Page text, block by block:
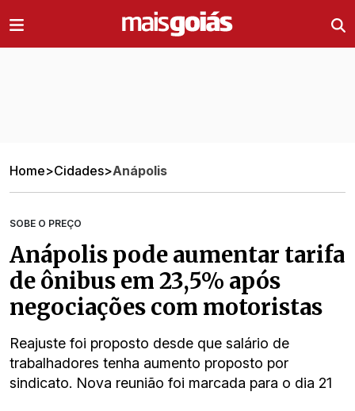
Home>Cidades>Anápolis
SOBE O PREÇO
Anápolis pode aumentar tarifa
de ônibus em 23,5% após
negociações com motoristas
Reajuste foi proposto desde que salário de
trabalhadores tenha aumento proposto por
sindicato. Nova reunião foi marcada para o dia 21